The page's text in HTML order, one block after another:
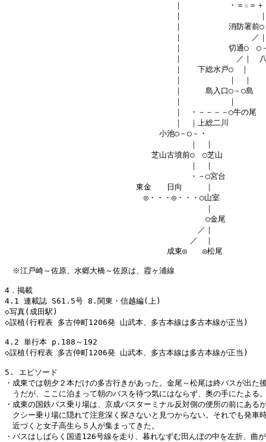
｜　　　　　　・＝☆＝＋
｜　　　　　　　　　　
｜　　　　　　消防署前○
｜　　　　　　　　　／｜多
｜　　　　　　切通○　○－
｜　　　　　　　／｜　八日
｜　　下総水戸○　｜
｜　　　　　　｜　｜
｜　　　島入口○－○島
｜　　　　　　｜
｜　・－－－－○牛の尾
｜　｜上総二川
小池○－○－・
｜　｜
芝山古墳前○　○芝山
｜　｜
・－○宮台
東金　　日向　　　｜
◎・・・◎・・・○山室
｜
○金尾
／｜
／　｜
成東◎　　◎松尾
※江戸崎～佐原、水郷大橋～佐原は、霞ヶ浦線
4．掲載
4.1 連載誌 S61.5号 8.関東・信越編(上)
◇写真(成田駅)
◇誤植(行程表 多古仲町1206発 山武本、多古本線は多古本線が正当)
4.2 単行本 p.188～192
◇誤植(行程表 多古仲町1206発 山武本、多古本線は多古本線が正当)
5. エピソード
・成東では朝夕２本だけの多古行きがあった。金尾～松尾は終バスが出た
うだが、ここに泊まって朝のバスを待つ気にはならず、奥の手にたよる
・成東の国鉄バス乗り場は、京成バスターミナル反対側の便所の前にある
クシー乗り場に隠れて注意深く探さないと見つからない。それでも発車
近づくと女子高生ら５人が集まってきた。
・バスはしばらく国道126号線を走り、暮れなずむ田んぼの中を左折、曲